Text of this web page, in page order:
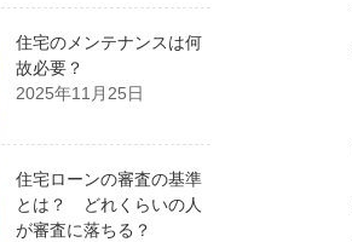
住宅のメンテナンスは何
故必要？
2025年11月25日
住宅ローンの審査の基準
とは？ どれくらいの人
が審査に落ちる？